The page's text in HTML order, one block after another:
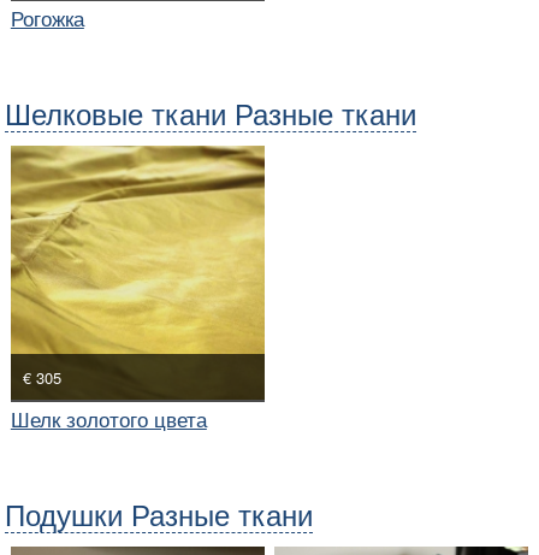
Рогожка
Шелковые ткани Разные ткани
€ 305
Шелк золотого цвета
Подушки Разные ткани